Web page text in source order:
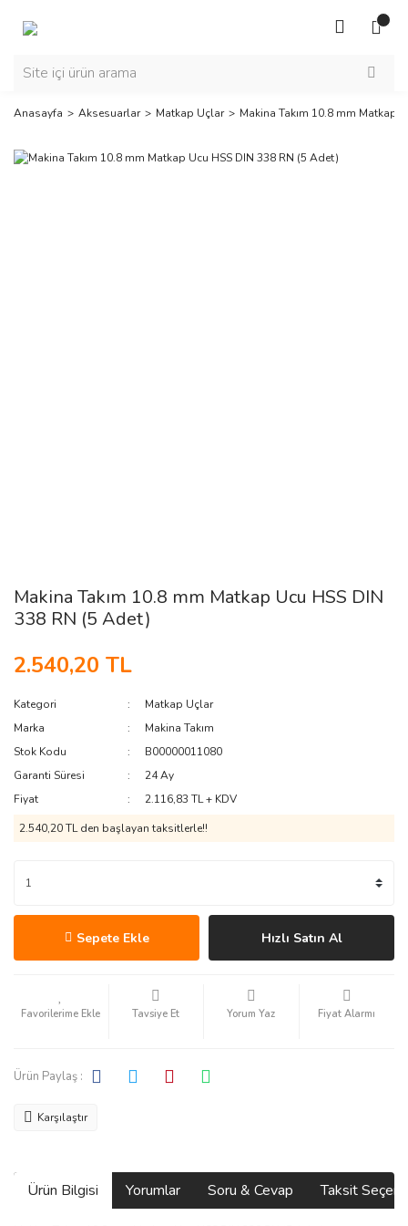
Anasayfa Aksesuarlar Matkap Uçlar Makina Takım 10.8 mm Matkap
Makina Takım 10.8 mm Matkap Ucu HSS DIN
338 RN (5 Adet)
2.540,20 TL
Kategori
Matkap Uçlar
Marka
Makina Takım
Stok Kodu
B00000011080
Garanti Süresi
24 Ay
Fiyat
2.116,83 TL + KDV
2.540,20 TL den başlayan taksitlerle!!
Sepete Ekle Hızlı Satın Al
Tavsiye Et Yorum Yaz Fiyat Alarmı
Ürün Paylaş :
Karşılaştır
Ürün Bilgisi Yorumlar Soru & Cevap Taksit